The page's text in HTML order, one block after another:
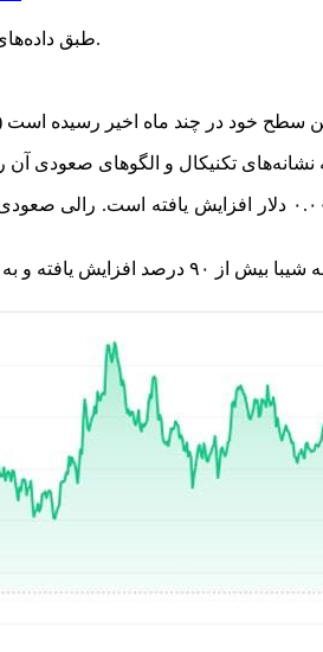
طبق داده‌های بازار، قیمت شیبا در این مدت از ۰.۰۰۰۰۱۳۳ دلار به ۰.۰۰۰۰۱۵۸ دلار افزایش یافته است.